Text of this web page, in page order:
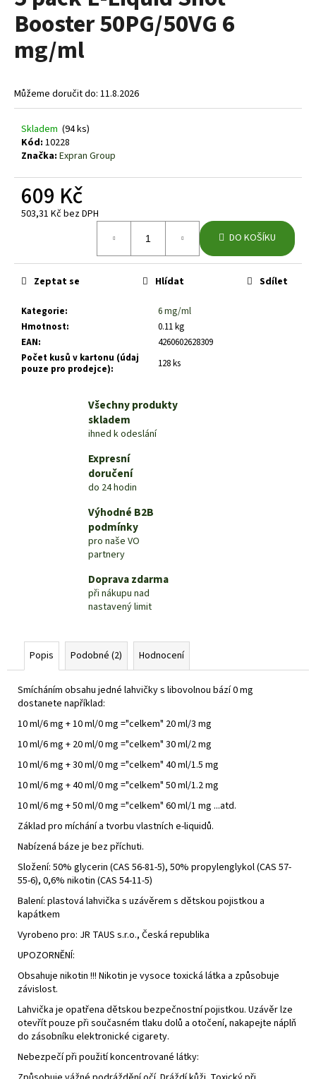
0,0
z
hvězdiček.
Booster 50PG/50VG 6
mg/ml
Můžeme doručit do: 11.8.2026
Skladem (94 ks)
Kód: 10228
Značka: Expran Group
609 Kč
503,31 Kč bez DPH
DO KOŠÍKU
Kategorie:
6 mg/ml
Hmotnost:
0.11 kg
EAN:
4260602628309
Počet kusů v kartonu (údaj
pouze pro prodejce): 128 ks
Zeptat se Hlídat Sdílet
Všechny produkty
skladem
ihned k odeslání
Expresní
doručení
do 24 hodin
Výhodné B2B
podmínky
pro naše VO
partnery
Doprava zdarma
při nákupu nad
nastavený limit
Popis Podobné (2) Hodnocení
Smícháním obsahu jedné lahvičky s libovolnou bází 0 mg
dostanete například:
10 ml/6 mg + 10 ml/0 mg ="celkem" 20 ml/3 mg
10 ml/6 mg + 20 ml/0 mg ="celkem" 30 ml/2 mg
10 ml/6 mg + 30 ml/0 mg ="celkem" 40 ml/1.5 mg
10 ml/6 mg + 40 ml/0 mg ="celkem" 50 ml/1.2 mg
10 ml/6 mg + 50 ml/0 mg ="celkem" 60 ml/1 mg ...atd.
Základ pro míchání a tvorbu vlastních e-liquidů.
Nabízená báze je bez příchuti.
Složení: 50% glycerin (CAS 56-81-5), 50% propylenglykol (CAS 57-
55-6), 0,6% nikotin (CAS 54-11-5)
Balení: plastová lahvička s uzávěrem s dětskou pojistkou a
kapátkem
Vyrobeno pro: JR TAUS s.r.o., Česká republika
UPOZORNĚNÍ:
Obsahuje nikotin !!! Nikotin je vysoce toxická látka a způsobuje
závislost.
Lahvička je opatřena dětskou bezpečnostní pojistkou. Uzávěr lze
otevřít pouze při současném tlaku dolů a otočení, nakapejte náplň
do zásobníku elektronické cigarety.
Nebezpečí při použití koncentrované látky:
a
j
í
?
HLEDAT
m